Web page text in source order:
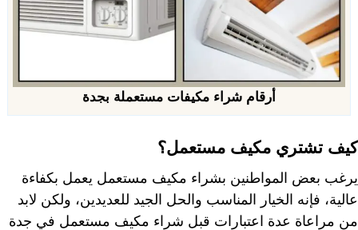
أرقام شراء مكيفات مستعملة بجدة
كيف تشتري مكيف مستعمل؟
يرغب بعض المواطنين بشراء مكيف مستعمل يعمل بكفاءة
عالية، فإنه الخيار المناسب والحل الجيد للعديدين، ولكن لابد
من مراعاة عدة اعتبارات قبل شراء مكيف مستعمل في جدة